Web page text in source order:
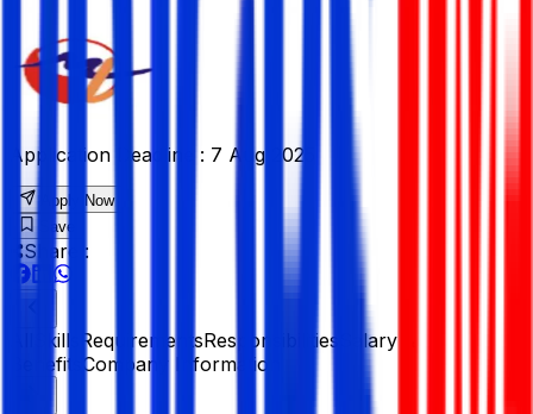
Application Deadline : 7 Aug 2025
Apply Now
Save
Share :
Skills RequirementsResponsibilities
Salary &
Benefits Company Information